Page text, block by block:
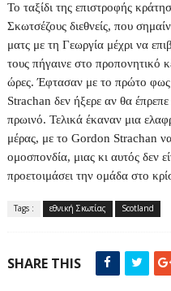
Το ταξίδι της επιστροφής
Σκωτσέζους διεθνείς, που
ματς με τη Γεωργία μέχρι να
τους πήγαινε στο
ώρες. Έφτασαν με το πρώτο
Strachan δεν ήξερε αν θα έπρεπε
πρωινό. Τελικά έκαναν μια
μέρας, με το Gordon Strachan
ομοσπονδία, μιας κι αυτός δεν
προετοιμάσει την ομάδα στο
Tags : εθνική Σκωτίας Scotland
SHARE THIS